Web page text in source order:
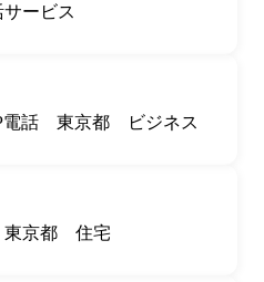
サービス
電話 東京都 ビジネス
東京都 住宅